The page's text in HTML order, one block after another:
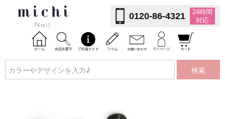
0120-86-4321
24時間
対応
検索